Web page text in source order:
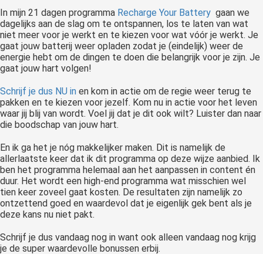
In mijn 21 dagen programma Recharge Your Battery gaan we
dagelijks aan de slag om te ontspannen, los te laten van wat
niet meer voor je werkt en te kiezen voor wat vóór je werkt. Je
gaat jouw batterij weer opladen zodat je (eindelijk) weer de
energie hebt om de dingen te doen die belangrijk voor je zijn. Je
gaat jouw hart volgen!
Schrijf je dus NU in en kom in actie om de regie weer terug te
pakken en te kiezen voor jezelf. Kom nu in actie voor het leven
waar jij blij van wordt. Voel jij dat je dit ook wilt? Luister dan naar
die boodschap van jouw hart.
En ik ga het je nóg makkelijker maken. Dit is namelijk de
allerlaatste keer dat ik dit programma op deze wijze aanbied. Ik
ben het programma helemaal aan het aanpassen in content én
duur. Het wordt een high-end programma wat misschien wel
tien keer zoveel gaat kosten. De resultaten zijn namelijk zo
ontzettend goed en waardevol dat je eigenlijk gek bent als je
deze kans nu niet pakt.
Schrijf je dus vandaag nog in want ook alleen vandaag nog krijg
je de super waardevolle bonussen erbij.